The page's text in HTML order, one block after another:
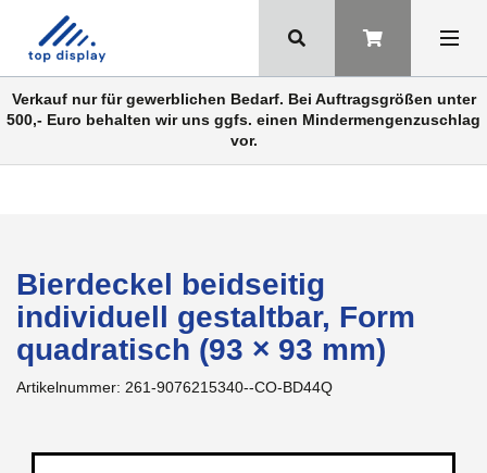
Verkauf nur für gewerblichen Bedarf. Bei Auftragsgrößen unter
500,- Euro behalten wir uns ggfs. einen Mindermengenzuschlag
vor.
Bierdeckel beidseitig
individuell gestaltbar, Form
quadratisch (93 × 93 mm)
Artikelnummer: 261-9076215340--CO-BD44Q